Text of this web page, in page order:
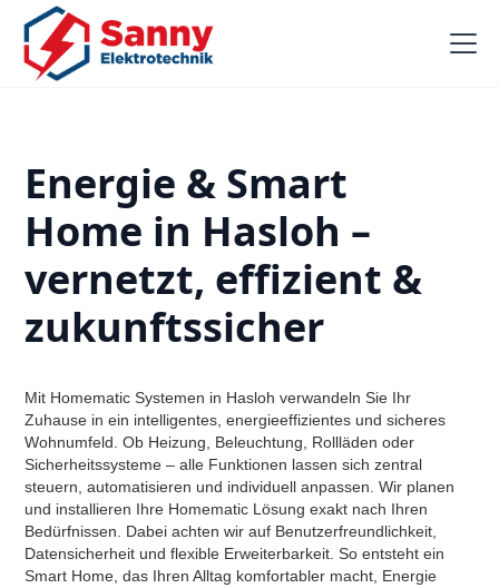
Energie & Smart
Home in Hasloh –
vernetzt, effizient &
zukunftssicher
Mit Homematic Systemen in Hasloh verwandeln Sie Ihr
Zuhause in ein intelligentes, energieeffizientes und sicheres
Wohnumfeld. Ob Heizung, Beleuchtung, Rollläden oder
Sicherheitssysteme – alle Funktionen lassen sich zentral
steuern, automatisieren und individuell anpassen. Wir planen
und installieren Ihre Homematic Lösung exakt nach Ihren
Bedürfnissen. Dabei achten wir auf Benutzerfreundlichkeit,
Datensicherheit und flexible Erweiterbarkeit. So entsteht ein
Smart Home, das Ihren Alltag komfortabler macht, Energie